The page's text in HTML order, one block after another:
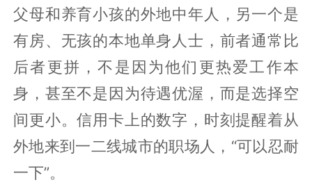
父母和养育小孩的外地中年人，另一个是
有房、无孩的本地单身人士，前者通常比
后者更拼，不是因为他们更热爱工作本
身，甚至不是因为待遇优渥，而是选择空
间更小。信用卡上的数字，时刻提醒着从
外地来到一二线城市的职场人，“可以忍耐
一下”。